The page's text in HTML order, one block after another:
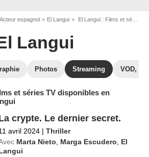
Acteur espagnol El Langui El Langui : Films et séries online
Langui
Photos Streaming VOD,
et séries TV disponibles en
crypte. Le dernier secret.
avril 2024 | Thriller
Marta Nieto Marga Escudero
El